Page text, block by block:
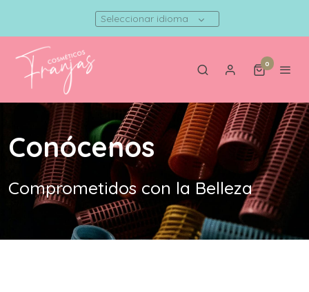
Seleccionar idioma
0
Conócenos
Comprometidos con la Belleza